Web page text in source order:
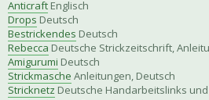
Anticraft Englisch
Drops Deutsch
Bestrickendes Deutsch
Rebecca Deutsche Strickzeitschrift,
Amigurumi Deutsch
Strickmasche Anleitungen, Deutsch
Stricknetz Deutsche Handarbeitslinks